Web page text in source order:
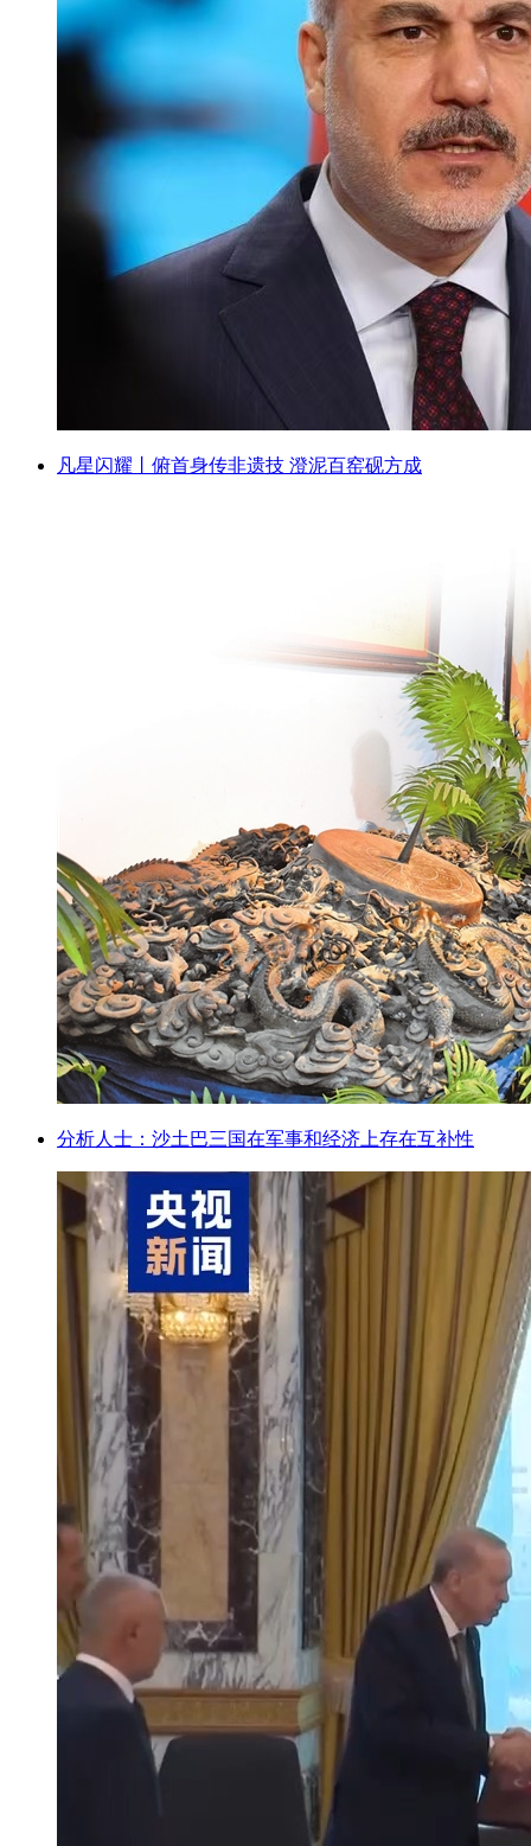
凡星闪耀丨俯首身传非遗技 澄泥百窑砚方成
分析人士：沙土巴三国在军事和经济上存在互补性